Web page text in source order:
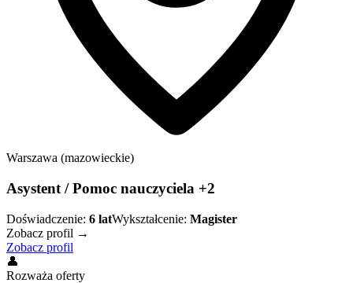
Warszawa (mazowieckie)
Asystent / Pomoc nauczyciela +2
Doświadczenie: 6 latWykształcenie: Magister
Zobacz profil →
Zobacz profil
👤
Rozważa oferty